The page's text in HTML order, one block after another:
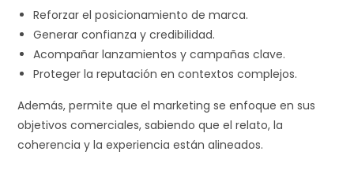
Reforzar el posicionamiento de marca.
Generar confianza y credibilidad.
Acompañar lanzamientos y campañas clave.
Proteger la reputación en contextos complejos.
Además, permite que el marketing se enfoque en sus
objetivos comerciales, sabiendo que el relato, la
coherencia y la experiencia están alineados.